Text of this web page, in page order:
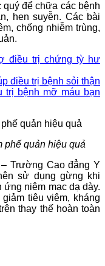
để chữa các bệnh
hen suyễn. Các bài
chống nhiễm trùng,
điều trị chứng tỳ hư
điều trị bệnh sỏi thận
trị bệnh mỡ máu bạn
phế quản hiệu quả
– Trường Cao đẳng Y
sử dụng gừng khi
ứng niêm mạc dạ dày.
tiêu viêm, kháng
thay thế hoàn toàn